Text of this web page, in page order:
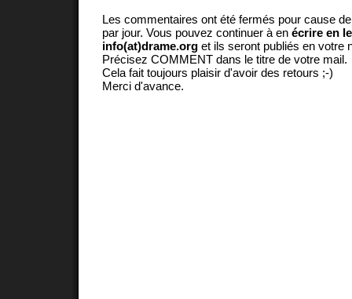
Les commentaires ont été fermés pour cause
par jour. Vous pouvez continuer à en écrire en
info(at)drame.org et ils seront publiés en votre
Précisez COMMENT dans le titre de votre mail.
Cela fait toujours plaisir d'avoir des retours ;-)
Merci d'avance.